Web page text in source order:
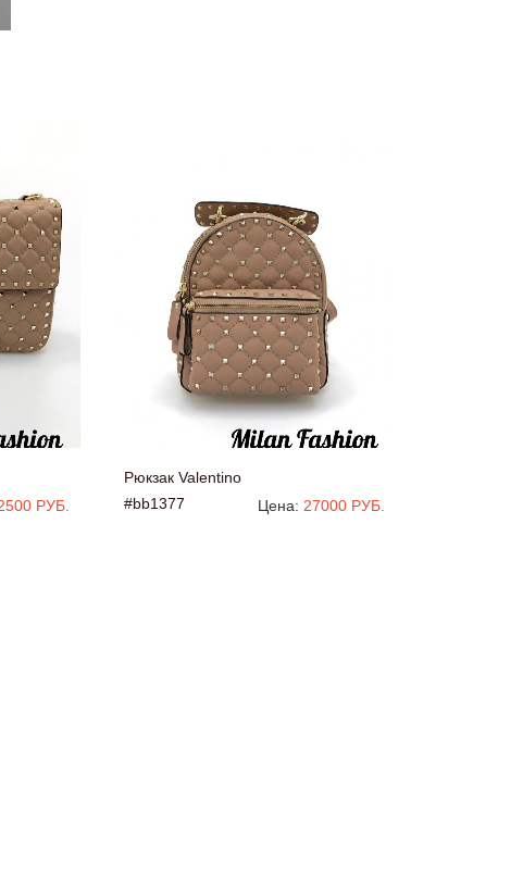
РУБ.
Рюкзак Valentino
#bb1377
Цена: 27000 РУБ.